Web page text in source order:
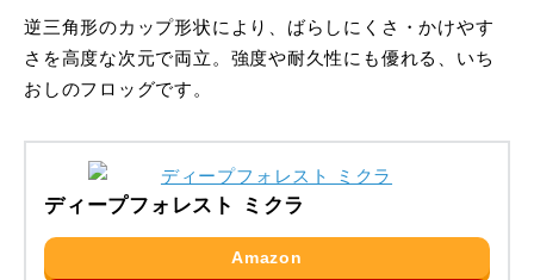
逆三角形のカップ形状により、ばらしにくさ・かけやす
さを高度な次元で両立。強度や耐久性にも優れる、いち
おしのフロッグです。
ディープフォレスト ミクラ
Amazon